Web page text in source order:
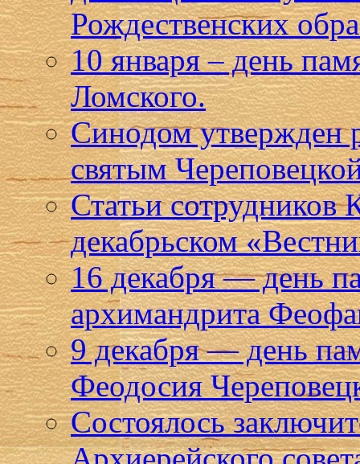
Рождественских
10 января – день
Ломского.
Синодом утвержден
святым
Статьи сотрудников
декабрьском
16 декабря — день
архимандрита
9 декабря — день
Феодосия
Состоялось